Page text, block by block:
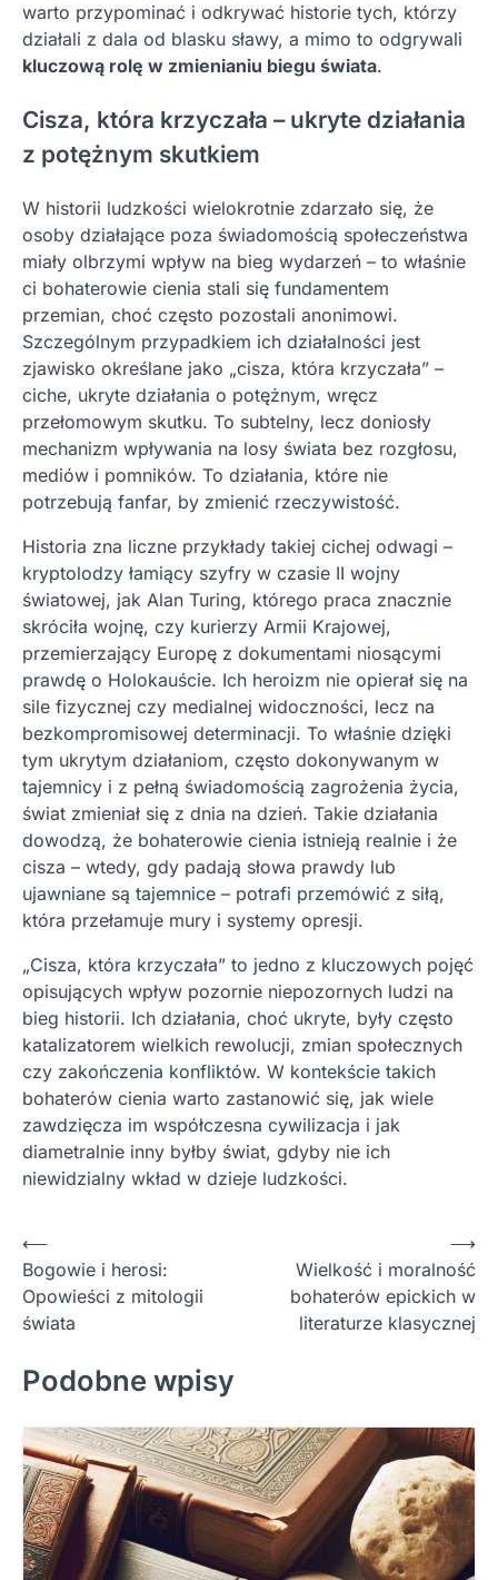
warto przypominać i odkrywać historie tych, którzy
działali z dala od blasku sławy, a mimo to odgrywali
kluczową rolę w zmienianiu biegu świata.
Cisza, która krzyczała – ukryte działania
z potężnym skutkiem
W historii ludzkości wielokrotnie zdarzało się, że
osoby działające poza świadomością społeczeństwa
miały olbrzymi wpływ na bieg wydarzeń – to właśnie
ci bohaterowie cienia stali się fundamentem
przemian, choć często pozostali anonimowi.
Szczególnym przypadkiem ich działalności jest
zjawisko określane jako „cisza, która krzyczała” –
ciche, ukryte działania o potężnym, wręcz
przełomowym skutku. To subtelny, lecz doniosły
mechanizm wpływania na losy świata bez rozgłosu,
mediów i pomników. To działania, które nie
potrzebują fanfar, by zmienić rzeczywistość.
Historia zna liczne przykłady takiej cichej odwagi –
kryptolodzy łamiący szyfry w czasie II wojny
światowej, jak Alan Turing, którego praca znacznie
skróciła wojnę, czy kurierzy Armii Krajowej,
przemierzający Europę z dokumentami niosącymi
prawdę o Holokauście. Ich heroizm nie opierał się na
sile fizycznej czy medialnej widoczności, lecz na
bezkompromisowej determinacji. To właśnie dzięki
tym ukrytym działaniom, często dokonywanym w
tajemnicy i z pełną świadomością zagrożenia życia,
świat zmieniał się z dnia na dzień. Takie działania
dowodzą, że bohaterowie cienia istnieją realnie i że
cisza – wtedy, gdy padają słowa prawdy lub
ujawniane są tajemnice – potrafi przemówić z siłą,
która przełamuje mury i systemy opresji.
„Cisza, która krzyczała” to jedno z kluczowych pojęć
opisujących wpływ pozornie niepozornych ludzi na
bieg historii. Ich działania, choć ukryte, były często
katalizatorem wielkich rewolucji, zmian społecznych
czy zakończenia konfliktów. W kontekście takich
bohaterów cienia warto zastanowić się, jak wiele
zawdzięcza im współczesna cywilizacja i jak
diametralnie inny byłby świat, gdyby nie ich
niewidzialny wkład w dzieje ludzkości.
Nawigacja
wpisu
⟵
Bogowie i herosi:
Opowieści z mitologii
świata
Wielkość i moralność
bohaterów epickich w
literaturze klasycznej
⟶
Podobne wpisy